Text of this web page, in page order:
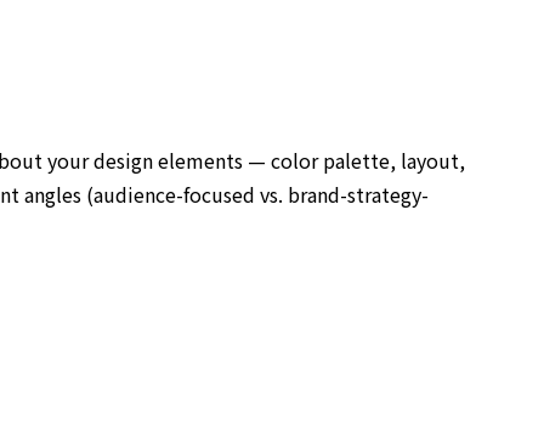
your design elements — color palette, layout,
angles (audience-focused vs. brand-strategy-